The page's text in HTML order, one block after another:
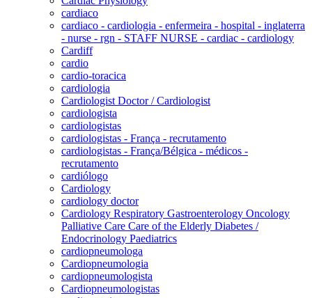
cardiaco
cardiaco - cardiologia - enfermeira - hospital - inglaterra
- nurse - rgn - STAFF NURSE - cardiac - cardiology
Cardiff
cardio
cardio-toracica
cardiologia
Cardiologist Doctor / Cardiologist
cardiologista
cardiologistas
cardiologistas - França - recrutamento
cardiologistas - França/Bélgica - médicos -
recrutamento
cardiólogo
Cardiology
cardiology doctor
Cardiology Respiratory Gastroenterology Oncology
Palliative Care Care of the Elderly Diabetes /
Endocrinology Paediatrics
cardiopneumologa
Cardiopneumologia
cardiopneumologista
Cardiopneumologistas